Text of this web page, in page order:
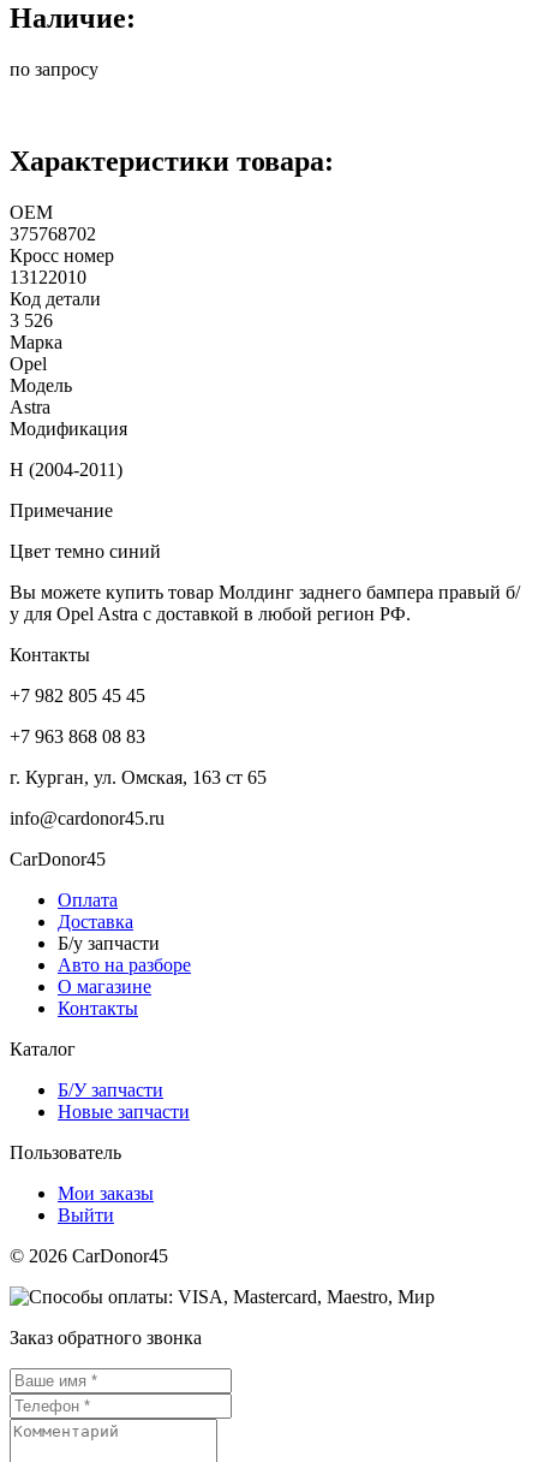
Наличие:
по запросу
Характеристики товара:
ОЕМ
375768702
Кросс номер
13122010
Код детали
3 526
Марка
Opel
Модель
Astra
Модификация
H (2004-2011)
Примечание
Цвет темно синий
Вы можете купить товар Молдинг заднего бампера правый б/
у для Opel Astra с доставкой в любой регион РФ.
Контакты
+7 982 805 45 45
+7 963 868 08 83
г. Курган, ул. Омская, 163 ст 65
info@cardonor45.ru
CarDonor45
Оплата
Доставка
Б/у запчасти
Авто на разборе
О магазине
Контакты
Каталог
Б/У запчасти
Новые запчасти
Пользователь
Мои заказы
Выйти
© 2026 CarDonor45
Заказ обратного звонка